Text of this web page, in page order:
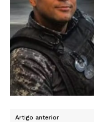
Artigo anterior